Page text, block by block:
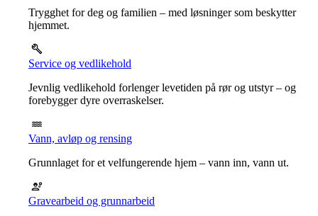
Trygghet for deg og familien – med løsninger som beskytter
hjemmet.
Service og vedlikehold
Jevnlig vedlikehold forlenger levetiden på rør og utstyr – og
forebygger dyre overraskelser.
Vann, avløp og rensing
Grunnlaget for et velfungerende hjem – vann inn, vann ut.
Gravearbeid og grunnarbeid